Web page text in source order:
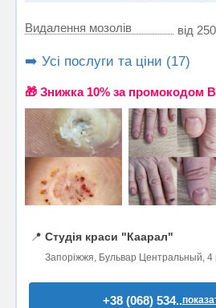
Видалення мозолів від
➡️ Усі послуги та ціни (17)
🎁 Знижка 10% за промокодом
📍 Студія краси "Каарал"
Запоріжжя, Бульвар Центральный, 4
+38 (068) 534..